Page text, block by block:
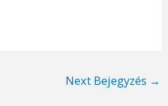
Next Bejegyzés →